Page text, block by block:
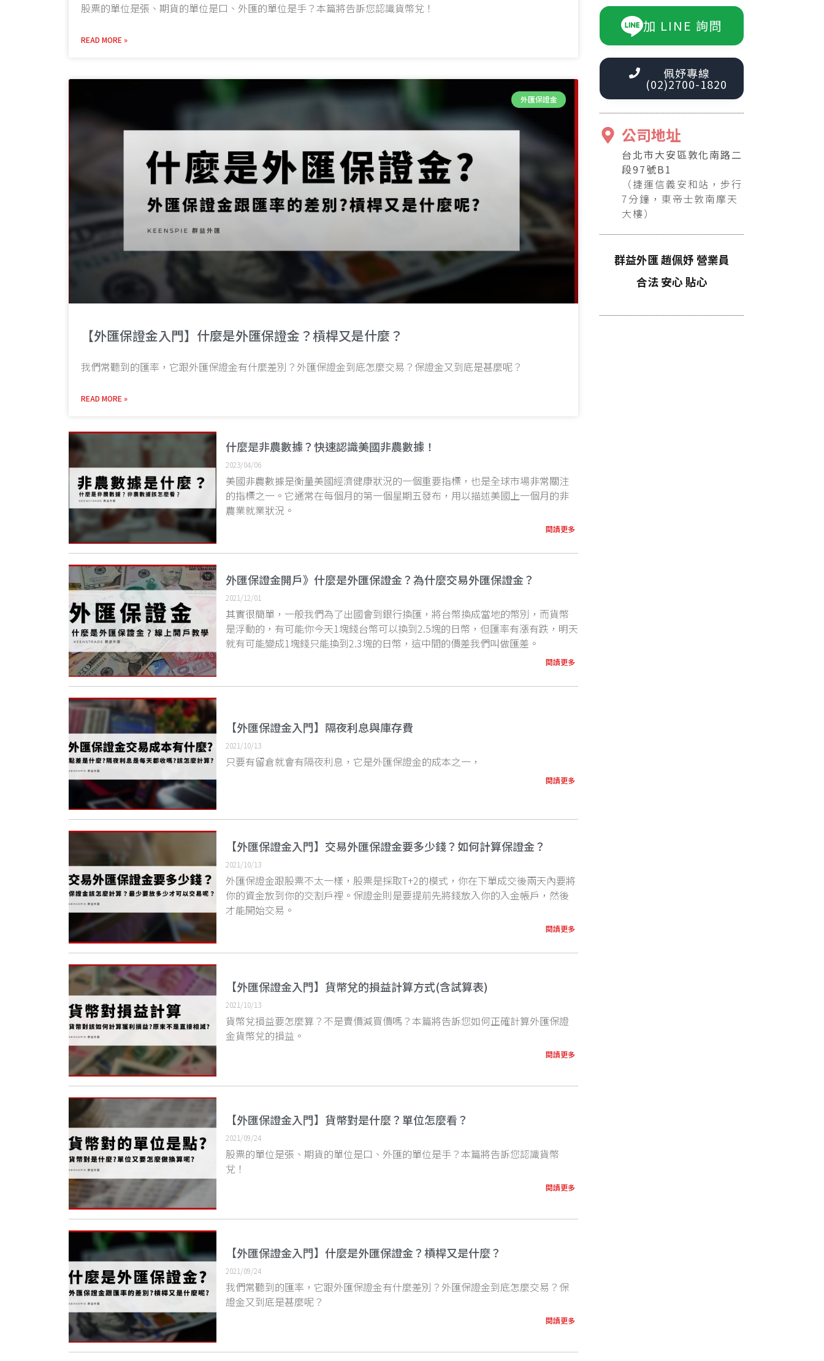
股票的單位是張、期貨的單位是口、外匯的單位是手？本篇將告訴您認識貨幣兌！
READ MORE »
外匯保證金
【外匯保證金入門】什麼是外匯保證金？槓桿又是什麼？
我們常聽到的匯率，它跟外匯保證金有什麼差別？外匯保證金到底怎麼交易？保證金又到底是甚麼呢？
READ MORE »
什麼是非農數據？快速認識美國非農數據！
2023/04/06
美國非農數據是衡量美國經濟健康狀況的一個重要指標，也是全球市場非常關注
的指標之一。它通常在每個月的第一個星期五發布，用以描述美國上一個月的非
農業就業狀況。
閱讀更多
外匯保證金開戶》什麼是外匯保證金？為什麼交易外匯保證金？
2021/12/01
其實很簡單，一般我們為了出國會到銀行換匯，將台幣換成當地的幣別，而貨幣
是浮動的，有可能你今天1塊錢台幣可以換到2.5塊的日幣，但匯率有漲有跌，明天
就有可能變成1塊錢只能換到2.3塊的日幣，這中間的價差我們叫做匯差。
閱讀更多
【外匯保證金入門】隔夜利息與庫存費
2021/10/13
只要有留倉就會有隔夜利息，它是外匯保證金的成本之一，
閱讀更多
【外匯保證金入門】交易外匯保證金要多少錢？如何計算保證金？
2021/10/13
外匯保證金跟股票不太一樣，股票是採取T+2的模式，你在下單成交後兩天內要將
你的資金放到你的交割戶裡。保證金則是要提前先將錢放入你的入金帳戶，然後
才能開始交易。
閱讀更多
【外匯保證金入門】貨幣兌的損益計算方式(含試算表)
2021/10/13
貨幣兌損益要怎麼算？不是賣價減買價嗎？本篇將告訴您如何正確計算外匯保證
金貨幣兌的損益。
閱讀更多
【外匯保證金入門】貨幣對是什麼？單位怎麼看？
2021/09/24
股票的單位是張、期貨的單位是口、外匯的單位是手？本篇將告訴您認識貨幣
兌！
閱讀更多
【外匯保證金入門】什麼是外匯保證金？槓桿又是什麼？
2021/09/24
我們常聽到的匯率，它跟外匯保證金有什麼差別？外匯保證金到底怎麼交易？保
證金又到底是甚麼呢？
閱讀更多
加 LINE 詢問
佩妤專線
(02)2700-1820
公司地址
台北市大安區敦化南路二
段97號B1
（捷運信義安和站，步行
7分鐘，東帝士敦南摩天
大樓）
群益外匯 趙佩妤 營業員
合法 安心 貼心